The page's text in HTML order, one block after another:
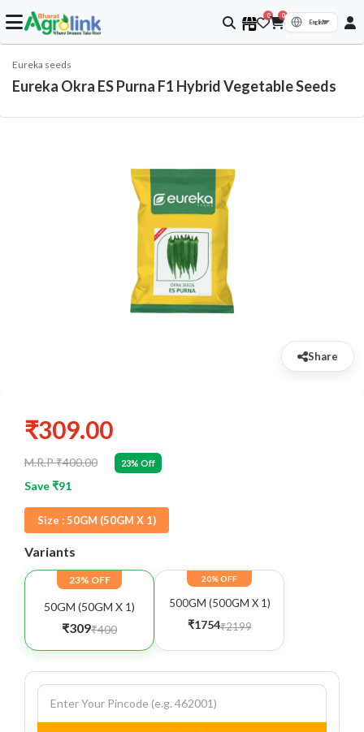
0 0
Eureka seeds
Eureka Okra ES Purna F1 Hybrid Vegetable Seeds
Share
₹309.00
M.R.P ₹400.00 23% Off
Save ₹91
Size :50GM (50GM X 1)
Variants
23% OFF
50GM (50GM X 1)
₹309₹400
20% OFF
500GM (500GM X 1)
₹1754₹2199